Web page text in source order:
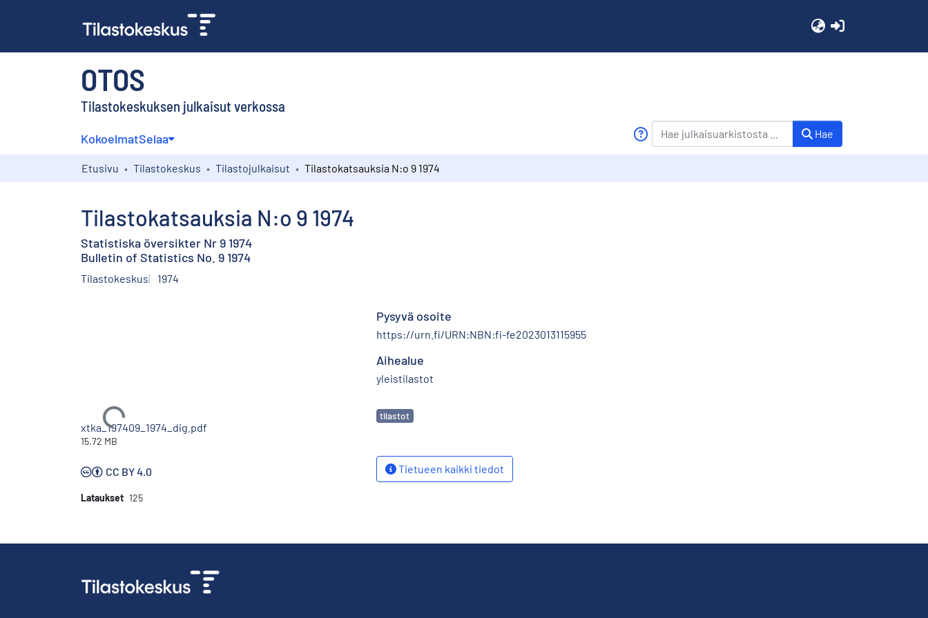
OTOS
Tilastokeskuksen julkaisut verkossa
KokoelmatSelaa Hae
Etusivu Tilastokeskus Tilastojulkaisut Tilastokatsauksia N:o 9 1974
Tilastokatsauksia N:o 9 1974
Statistiska översikter Nr 9 1974
Bulletin of Statistics No. 9 1974
Tilastokeskus 1974
Ladataan...
xtka_197409_1974_dig.pdf
15.72 MB
CC BY 4.0
Lataukset 125
Pysyvä osoite
https://urn.fi/URN:NBN:fi-fe2023013115955
Aihealue
yleistilastot
Avainsanat
tilastot
Tietueen kaikki tiedot